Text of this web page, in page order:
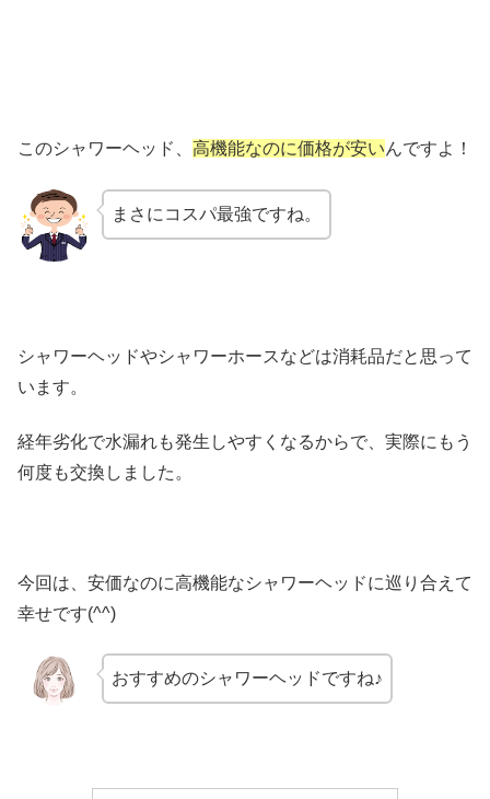
このシャワーヘッド、 高機能なのに価格が安いんですよ！
まさにコスパ最強ですね。
シャワーヘッドやシャワーホースなどは消耗品だと思って
います。
経年劣化で水漏れも発生しやすくなるからで、実際にもう
何度も交換しました。
今回は、安価なのに高機能なシャワーヘッドに巡り合えて
幸せです(^^)
おすすめのシャワーヘッドですね♪